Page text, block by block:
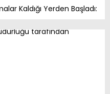
Kaldığı Yerden Başladı: